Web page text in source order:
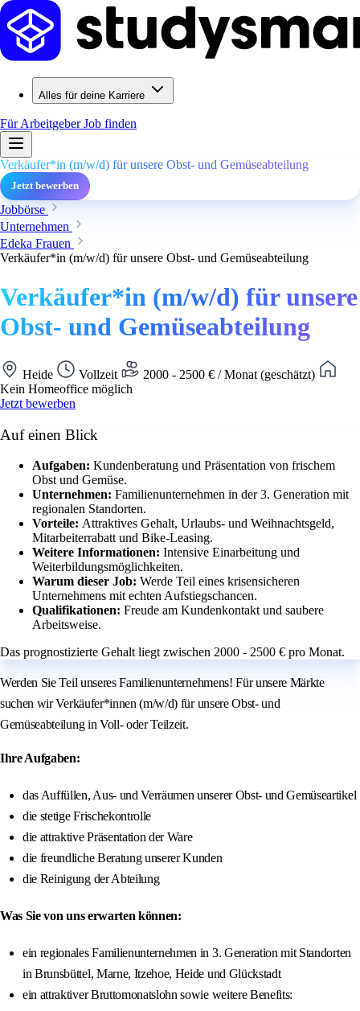
Alles für deine Karriere
Für ArbeitgeberJob finden
Verkäufer*in (m/w/d) für unsere Obst- und Gemüseabteilung
Jetzt bewerben
Jobbörse
Unternehmen
Edeka Frauen
Verkäufer*in (m/w/d) für unsere Obst- und Gemüseabteilung
Verkäufer*in (m/w/d) für unsere
Obst- und Gemüseabteilung
Heide Vollzeit
2000 - 2500 € / Monat (geschätzt)
Kein Homeoffice möglich
Jetzt bewerben
Auf einen Blick
Aufgaben: Kundenberatung und Präsentation von frischem
Obst und Gemüse.
Unternehmen: Familienunternehmen in der 3. Generation mit
regionalen Standorten.
Vorteile: Attraktives Gehalt, Urlaubs- und Weihnachtsgeld,
Mitarbeiterrabatt und Bike-Leasing.
Weitere Informationen: Intensive Einarbeitung und
Weiterbildungsmöglichkeiten.
Warum dieser Job: Werde Teil eines krisensicheren
Unternehmens mit echten Aufstiegschancen.
Qualifikationen: Freude am Kundenkontakt und saubere
Arbeitsweise.
Das prognostizierte Gehalt liegt zwischen 2000 - 2500 € pro Monat.
Werden Sie Teil unseres Familienunternehmens! Für unsere Märkte
suchen wir Verkäufer*innen (m/w/d) für unsere Obst- und
Gemüseabteilung in Voll- oder Teilzeit.
Ihre Aufgaben:
das Auffüllen, Aus- und Verräumen unserer Obst- und Gemüseartikel
die stetige Frischekontrolle
die attraktive Präsentation der Ware
die freundliche Beratung unserer Kunden
die Reinigung der Abteilung
Was Sie von uns erwarten können:
ein regionales Familienunternehmen in 3. Generation mit Standorten
in Brunsbüttel, Marne, Itzehoe, Heide und Glückstadt
ein attraktiver Bruttomonatslohn sowie weitere Benefits: